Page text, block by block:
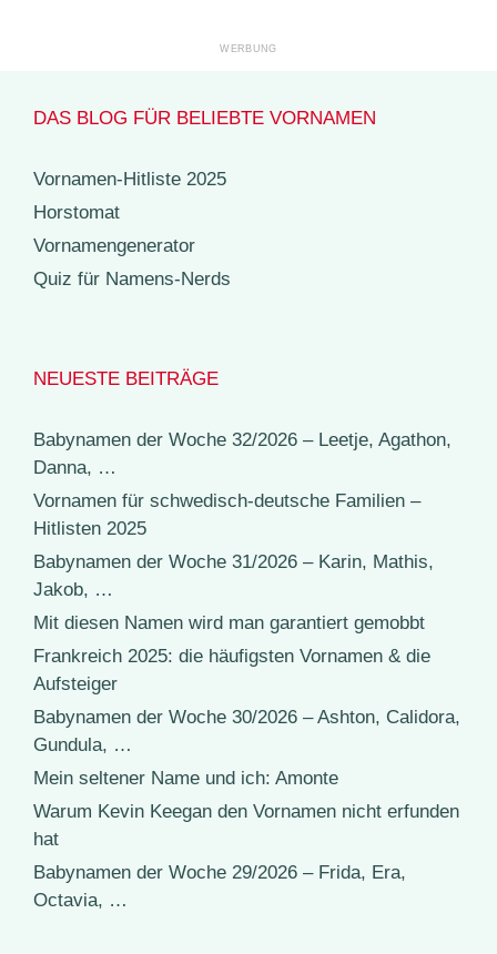
DAS BLOG FÜR BELIEBTE VORNAMEN
Vornamen-Hitliste 2025
Horstomat
Vornamengenerator
Quiz für Namens-Nerds
NEUESTE BEITRÄGE
Babynamen der Woche 32/2026 – Leetje, Agathon,
Danna, …
Vornamen für schwedisch-deutsche Familien –
Hitlisten 2025
Babynamen der Woche 31/2026 – Karin, Mathis,
Jakob, …
Mit diesen Namen wird man garantiert gemobbt
Frankreich 2025: die häufigsten Vornamen & die
Aufsteiger
Babynamen der Woche 30/2026 – Ashton, Calidora,
Gundula, …
Mein seltener Name und ich: Amonte
Warum Kevin Keegan den Vornamen nicht erfunden
hat
Babynamen der Woche 29/2026 – Frida, Era,
Octavia, …